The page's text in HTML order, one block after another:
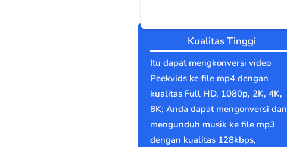
Kualitas Tinggi
Itu dapat mengkonversi video
Peekvids ke file mp4 dengan
kualitas Full HD, 1080p, 2K, 4K,
8K; Anda dapat mengonversi dan
mengunduh musik ke file mp3
dengan kualitas 128kbps,